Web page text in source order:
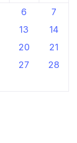
6
7
13
14
20
21
27
28